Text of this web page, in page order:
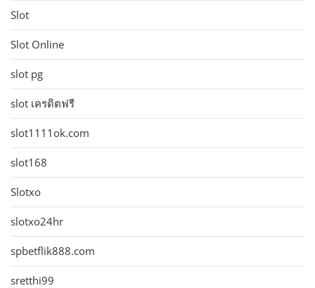
Slot
Slot Online
slot pg
slot เครดิตฟรี
slot1111ok.com
slot168
Slotxo
slotxo24hr
spbetflik888.com
sretthi99